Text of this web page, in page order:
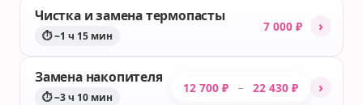
Чистка и замена термопасты
⏱ ~1 ч 15 мин
7 000 ₽ ›
Замена накопителя
⏱ ~3 ч 10 мин
12 700 ₽ – 22 430 ₽ ›